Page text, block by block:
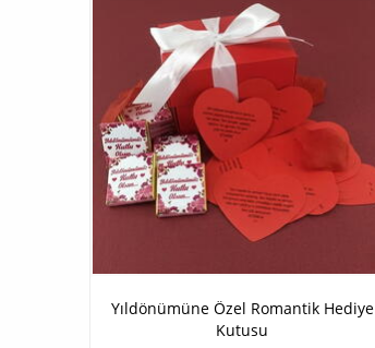
Yıldönümüne Özel Romantik Hediye
Kutusu